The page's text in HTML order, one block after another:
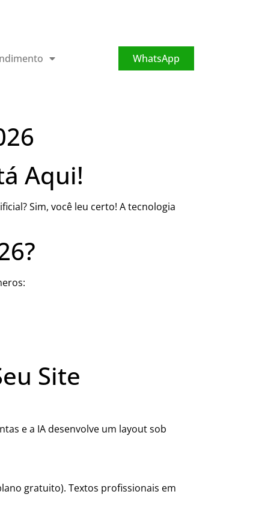
WhatsApp
Aqui!
Sim, você leu certo! A tecnologia
Site
e a IA desenvolve um layout sob
gratuito). Textos profissionais em